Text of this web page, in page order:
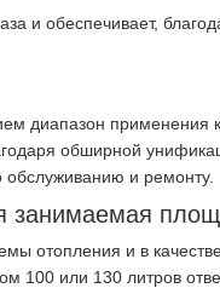
и обеспечивает,
диапазон
обширной
обслуживанию и ремонту.
занимаемая
отопления и в
100 или 130 литров